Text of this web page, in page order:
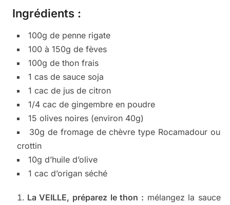
Ingrédients :
100g de penne rigate
100 à 150g de fèves
100g de thon frais
1 cas de sauce soja
1 cac de jus de citron
1/4 cac de gingembre en poudre
15 olives noires (environ 40g)
30g de fromage de chèvre type Rocamadour ou
crottin
10g d’huile d’olive
1 cac d’origan séché
La VEILLE, préparez le thon : mélangez la sauce